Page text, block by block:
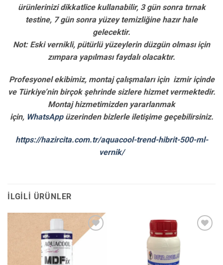
ürünlerinizi dikkatlice kullanabilir, 3 gün sonra tırnak
testine, 7 gün sonra yüzey temizliğine hazır hale
gelecektir.
Not: Eski vernikli, pütürlü yüzeylerin düzgün olması için
zımpara yapılması faydalı olacaktır.
Profesyonel ekibimiz, montaj çalışmaları için izmir içinde
ve Türkiye’nin birçok şehrinde sizlere hizmet vermektedir.
Montaj hizmetimizden yararlanmak
için, WhatsAppüzerinden bizlerle iletişime geçebilirsiniz.
https://hazircita.com.tr/aquacool-trend-hibrit-500-ml-
vernik/
İLGILI ÜRÜNLER